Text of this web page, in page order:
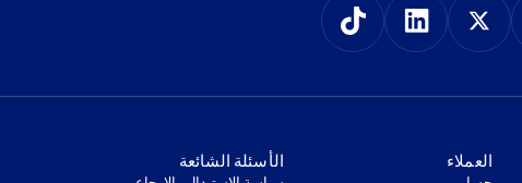
‫العملاء‬ ‫الأسئلة الشائعة‬